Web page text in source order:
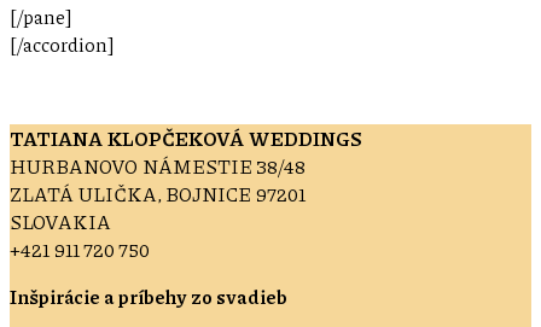
[/pane]
[/accordion]
TATIANA KLOPČEKOVÁ WEDDINGS
HURBANOVO NÁMESTIE 38/48
ZLATÁ ULIČKA, BOJNICE 97201
SLOVAKIA
+421 911 720 750
Inšpirácie a príbehy zo svadieb